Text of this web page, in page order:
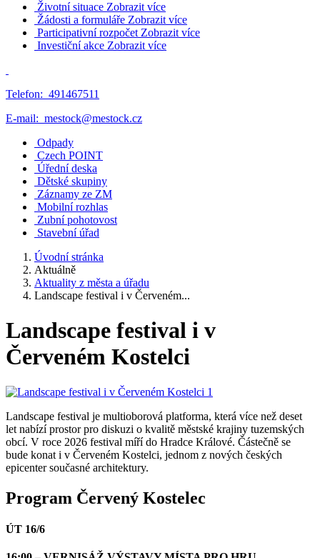
Životní situace Zobrazit více
Žádosti a formuláře Zobrazit více
Participativní rozpočet Zobrazit více
Investiční akce Zobrazit více
Telefon: 491467511
E-mail: mestock@mestock.cz
Odpady
Czech POINT
Úřední deska
Dětské skupiny
Záznamy ze ZM
Mobilní rozhlas
Zubní pohotovost
Stavební úřad
Úvodní stránka
Aktuálně
Aktuality z města a úřadu
Landscape festival i v Červeném...
Landscape festival i v
Červeném Kostelci
Landscape festival je multioborová platforma, která více než deset
let nabízí prostor pro diskuzi o kvalitě městské krajiny tuzemských
obcí. V roce 2026 festival míří do Hradce Králové. Částečně se
bude konat i v Červeném Kostelci, jednom z nových českých
epicenter současné architektury.
Program Červený Kostelec
ÚT 16/6